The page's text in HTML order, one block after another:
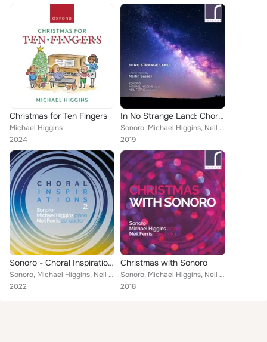
Christmas for Ten Fingers
Michael Higgins
2024
In No Strange Land: Choral Works by Martin Bussey
Sonoro, Michael Higgins, Neil Ferris
2019
Sonoro - Choral Inspirations 2
Sonoro, Michael Higgins, Neil Ferris
2022
Christmas with Sonoro
Sonoro, Michael Higgins, Neil Ferris
2018